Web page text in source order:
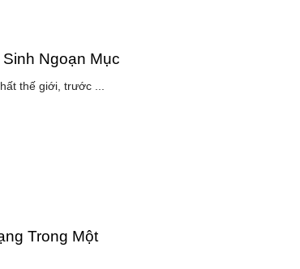
Ngoạn Mục
thế giới, trước ...
Trong Một